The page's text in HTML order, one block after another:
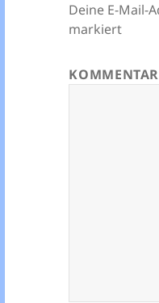
Deine E-Mail-
markiert
KOMMENTAR